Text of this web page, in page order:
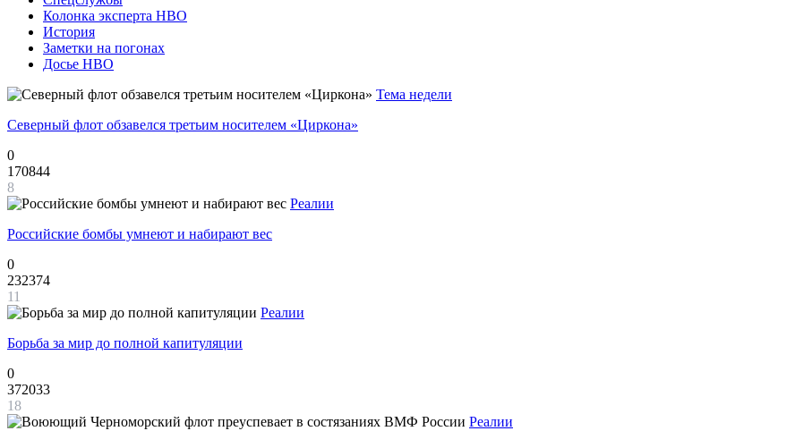
Колонка эксперта НВО
История
Заметки на погонах
Досье НВО
Тема недели
Северный флот обзавелся третьим носителем «Циркона»
0
170844
8
Реалии
Российские бомбы умнеют и набирают вес
0
232374
11
Реалии
Борьба за мир до полной капитуляции
0
372033
18
Реалии